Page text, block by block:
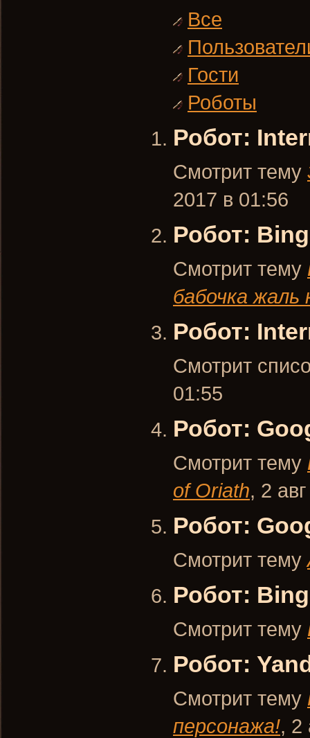
Все
Гости
Роботы
Робот:
Смотрит тему
2017 в 01:56
Робот: Bing
Смотрит тему
бабочка жаль
Робот:
Смотрит
01:55
Робот:
Смотрит тему
of Oriath, 2
Робот:
Смотрит тему
Робот: Bing
Смотрит тему
Робот:
Смотрит тему
персонажа!, 2